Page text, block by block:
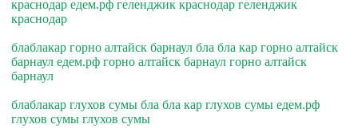
краснодар едем.рф геленджик краснодар геленджик
краснодар
блаблакар горно алтайск барнаул бла бла кар горно алтайск
барнаул едем.рф горно алтайск барнаул горно алтайск
барнаул
блаблакар глухов сумы бла бла кар глухов сумы едем.рф
глухов сумы глухов сумы